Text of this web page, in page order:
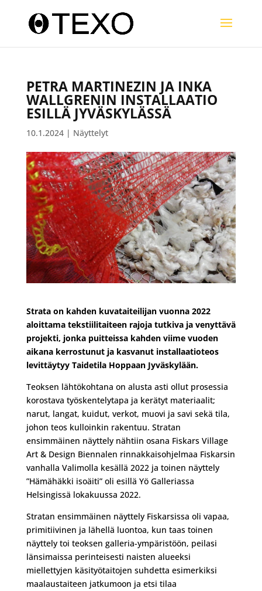
PETRA MARTINEZIN JA INKA
WALLGRENIN INSTALLAATIO
ESILLÄ JYVÄSKYLÄSSÄ
10.1.2024| Näyttelyt
Strata on kahden kuvataiteilijan vuonna 2022
aloittama tekstiilitaiteen rajoja tutkiva ja venyttävä
projekti, jonka puitteissa kahden viime vuoden
aikana kerrostunut ja kasvanut installaatioteos
levittäytyy Taidetila Hoppaan Jyväskylään.
Teoksen lähtökohtana on alusta asti ollut prosessia
korostava työskentelytapa ja kerätyt materiaalit;
narut, langat, kuidut, verkot, muovi ja savi sekä tila,
johon teos kulloinkin rakentuu. Stratan
ensimmäinen näyttely nähtiin osana Fiskars Village
Art & Design Biennalen rinnakkaisohjelmaa Fiskarsin
vanhalla Valimolla kesällä 2022 ja toinen näyttely
”Hämähäkki isoäiti” oli esillä Yö Galleriassa
Helsingissä lokakuussa 2022.
Stratan ensimmäinen näyttely Fiskarsissa oli vapaa,
primitiivinen ja lähellä luontoa, kun taas toinen
näyttely toi teoksen galleria-ympäristöön, peilasi
länsimaissa perinteisesti naisten alueeksi
miellettyjen käsityötaitojen suhdetta esimerkiksi
maalaustaiteen jatkumoon ja etsi tilaa